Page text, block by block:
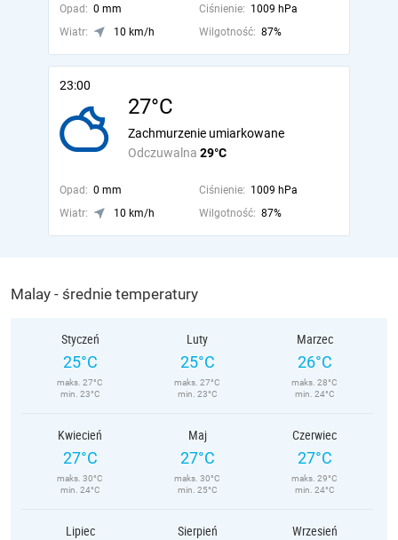
Opad: 0 mm Ciśnienie: 1009 hPa
Wiatr:
10 km/h Wilgotność: 87%
23:00
27°C
Odczuwalna 29°C
Zachmurzenie umiarkowane
Opad: 0 mm Ciśnienie: 1009 hPa
Wiatr:
10 km/h Wilgotność: 87%
Malay - średnie temperatury
Styczeń
25°C
maks. 27°C
min. 23°C
Luty
25°C
maks. 27°C
min. 23°C
Marzec
26°C
maks. 28°C
min. 24°C
Kwiecień
27°C
maks. 30°C
min. 24°C
Maj
27°C
maks. 30°C
min. 25°C
Czerwiec
27°C
maks. 29°C
min. 24°C
Lipiec Sierpień Wrzesień